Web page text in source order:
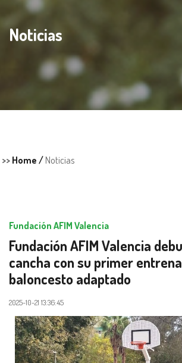
Noticias
>> Home / Noticias
Fundación AFIM Valencia
Fundación AFIM Valencia
cancha con su primer
baloncesto adaptado
2025-10-21 13:36:45